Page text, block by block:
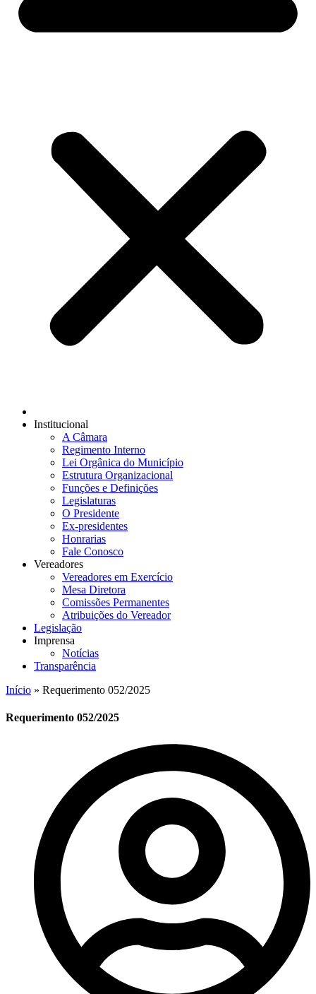
Institucional
A Câmara
Regimento Interno
Lei Orgânica do Município
Estrutura Organizacional
Funções e Definições
Legislaturas
O Presidente
Ex-presidentes
Honrarias
Fale Conosco
Vereadores
Vereadores em Exercício
Mesa Diretora
Comissões Permanentes
Atribuições do Vereador
Legislação
Imprensa
Notícias
Transparência
Início » Requerimento 052/2025
Requerimento 052/2025